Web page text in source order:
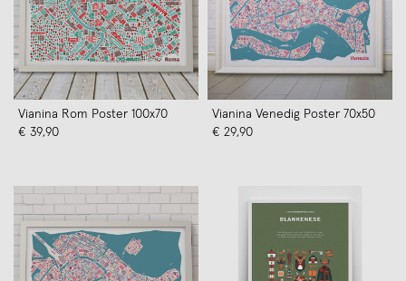
Vianina Rom Poster 100x70
€ 39,90
Vianina Venedig Poster 70x50
€ 29,90